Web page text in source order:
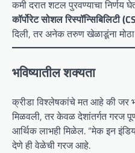
कमी दरात शटल पुरवण्याचा निर्णय
कॉर्पोरेट सोशल रिस्पॉन्सिबिलिटी
दिली, तर अनेक तरुण खेळाडूंना मोठा
भविष्यातील शक्यता
क्रीडा विश्लेषकांचे मत आहे की जर
मिळवली, तर केवळ देशांतर्गत गरज
आर्थिक लाभही मिळेल. “मेक इन
देणे ही वेळेची गरज आहे.